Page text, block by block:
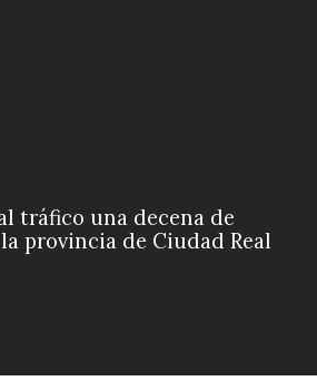
tráfico una decena de
provincia de Ciudad Real